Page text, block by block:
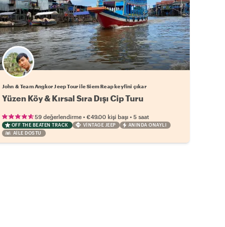
John & Team Angkor Jeep Tour ile Siem Reap keyfini çıkar
Yüzen Köy & Kırsal Sıra Dışı Cip Turu
59 değerlendirme• €49.00 kişi başı• 5 saat
OFF THE BEATEN TRACK VINTAGE JEEP
ANINDA ONAYLI
AILE DOSTU